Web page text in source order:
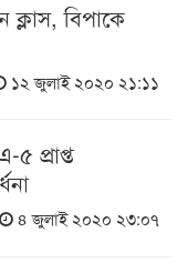
বিপাকে
১২ জুলাই ২০২০ ২১:১১
প্রাপ্ত
৪ জুলাই ২০২০ ২৩:০৭